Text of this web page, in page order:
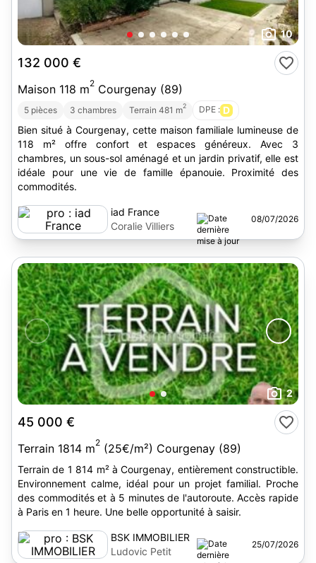
10
132 000 €
Maison 118 m2 Courgenay (89)
5 pièces 3 chambres Terrain 481 m2 DPE : D
Bien situé à Courgenay, cette maison familiale lumineuse de
118 m² offre confort et espaces généreux. Avec 3
chambres, un sous-sol aménagé et un jardin privatif, elle est
idéale pour une vie de famille épanouie. Proximité des
commodités.
iad France
Coralie Villiers
08/07/2026
2
45 000 €
Terrain 1814 m2 (25€/m²) Courgenay (89)
Terrain de 1 814 m² à Courgenay, entièrement constructible.
Environnement calme, idéal pour un projet familial. Proche
des commodités et à 5 minutes de l'autoroute. Accès rapide
à Paris en 1 heure. Une belle opportunité à saisir.
BSK IMMOBILIER
Ludovic Petit
25/07/2026